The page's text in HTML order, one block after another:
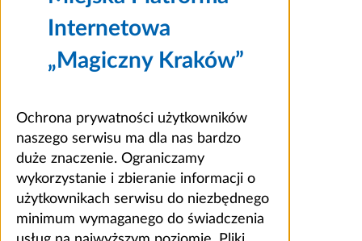
Internetowa
„Magiczny Kraków”
Ochrona prywatności użytkowników
naszego serwisu ma dla nas bardzo
duże znaczenie. Ograniczamy
wykorzystanie i zbieranie informacji o
użytkownikach serwisu do niezbędnego
minimum wymaganego do świadczenia